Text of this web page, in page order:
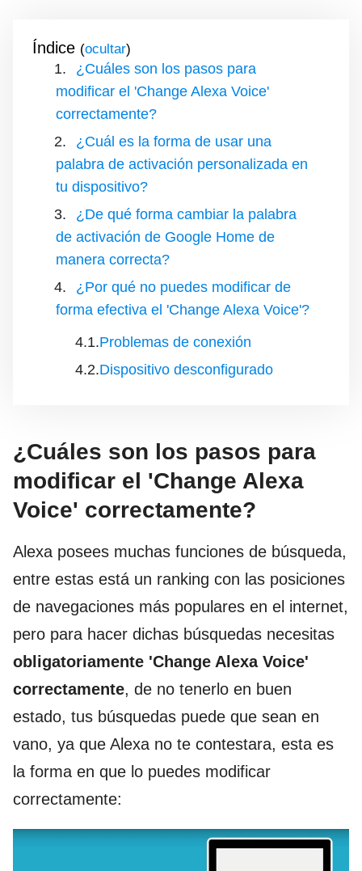
Índice ( )
¿Cuáles son los pasos para
modificar el 'Change Alexa Voice'
correctamente?
¿Cuál es la forma de usar una
palabra de activación personalizada en
tu dispositivo?
¿De qué forma cambiar la palabra
de activación de Google Home de
manera correcta?
¿Por qué no puedes modificar de
forma efectiva el 'Change Alexa Voice'?
Problemas de conexión
Dispositivo desconfigurado
¿Cuáles son los pasos para
modificar el 'Change Alexa
Voice' correctamente?
Alexa posees muchas funciones de búsqueda,
entre estas está un ranking con las posiciones
de navegaciones más populares en el internet,
pero para hacer dichas búsquedas necesitas
obligatoriamente 'Change Alexa Voice'
correctamente, de no tenerlo en buen
estado, tus búsquedas puede que sean en
vano, ya que Alexa no te contestara, esta es
la forma en que lo puedes modificar
correctamente: